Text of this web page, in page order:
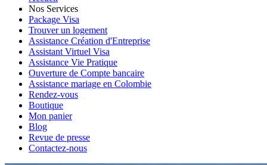
Nos Services
Package Visa
Trouver un logement
Assistance Création d'Entreprise
Assistant Virtuel Visa
Assistance Vie Pratique
Ouverture de Compte bancaire
Assistance mariage en Colombie
Rendez-vous
Boutique
Mon panier
Blog
Revue de presse
Contactez-nous